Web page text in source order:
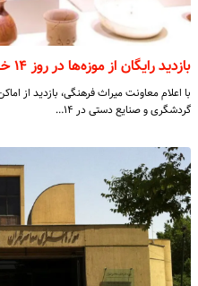
بازدید رایگان از موزه‌ها در روز ۱۴ خرداد
با اعلام معاونت میراث فرهنگی، بازدید از
گردشگری و صنایع دستی در ۱۴…